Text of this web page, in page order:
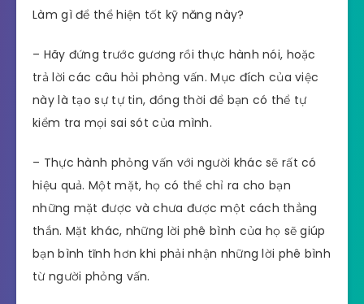
Làm gì để thể hiện tốt kỹ năng này?
– Hãy đứng trước gương rồi thực hành nói, hoặc
trả lời các câu hỏi phỏng vấn. Mục đích của việc
này là tạo sự tự tin, đồng thời để bạn có thể tự
kiểm tra mọi sai sót của mình.
– Thực hành phỏng vấn với người khác sẽ rất có
hiệu quả. Một mặt, họ có thể chỉ ra cho bạn
những mặt được và chưa được một cách thẳng
thắn. Mặt khác, những lời phê bình của họ sẽ giúp
bạn bình tĩnh hơn khi phải nhận những lời phê bình
từ người phỏng vấn.